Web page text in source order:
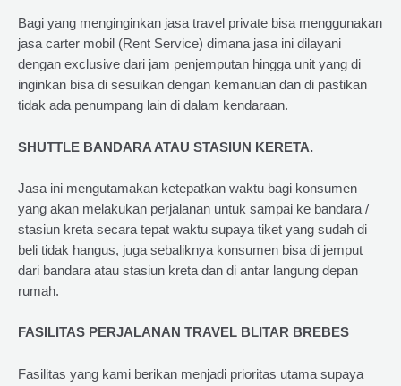
Bagi yang menginginkan jasa travel private bisa menggunakan
jasa carter mobil (Rent Service) dimana jasa ini dilayani
dengan exclusive dari jam penjemputan hingga unit yang di
inginkan bisa di sesuikan dengan kemanuan dan di pastikan
tidak ada penumpang lain di dalam kendaraan.
SHUTTLE BANDARA ATAU STASIUN KERETA.
Jasa ini mengutamakan ketepatkan waktu bagi konsumen
yang akan melakukan perjalanan untuk sampai ke bandara /
stasiun kreta secara tepat waktu supaya tiket yang sudah di
beli tidak hangus, juga sebaliknya konsumen bisa di jemput
dari bandara atau stasiun kreta dan di antar langung depan
rumah.
FASILITAS PERJALANAN TRAVEL BLITAR BREBES
Fasilitas yang kami berikan menjadi prioritas utama supaya